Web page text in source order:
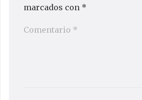
marcados con *